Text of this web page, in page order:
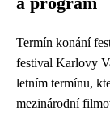
Termín konání
festival Karlovy
letním termínu,
mezinárodní